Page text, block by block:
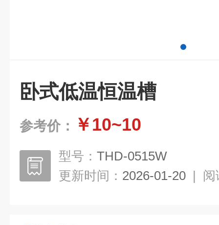
卧式低温恒温槽
参考价： ￥10~10
型号： THD-0515W
更新时间： 2026-01-20 | 阅